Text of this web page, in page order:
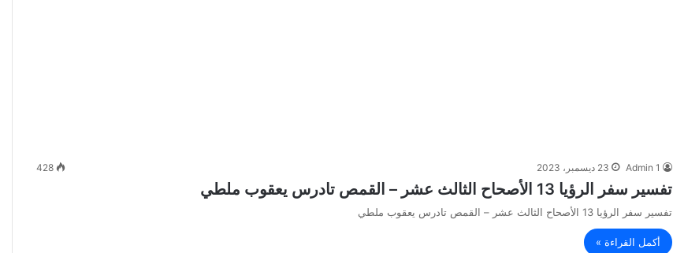
Admin 1 23 ديسمبر، 2023 428
تفسير سفر الرؤيا 13 الأصحاح الثالث عشر – القمص تادرس يعقوب ملطي
تفسير سفر الرؤيا 13 الأصحاح الثالث عشر – القمص تادرس يعقوب ملطي
أكمل القراءة »